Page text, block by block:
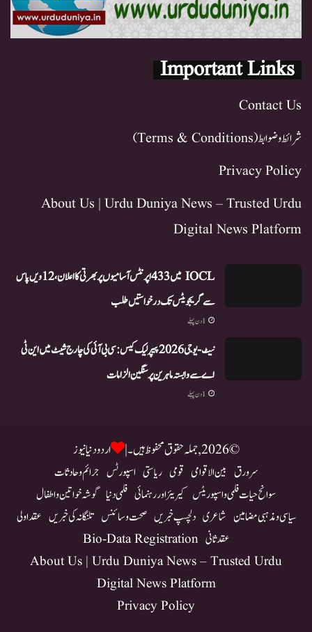
Important Links
Contact Us
شرائط و ضوابط (Terms & Conditions)
Privacy Policy
About Us | Urdu Duniya News – Trusted Urdu
Digital News Platform
IOCL میں 433 اپرنٹس آسامیوں پر بھرتی کا اعلان، 12ویں پاس
سے گریجویٹس تک درخواستیں طلب
1 دن پہلے
نیٹ-یو جی 2026 پیپر لیک کیس: سی بی آئی کی چارج شیٹ میں این ٹی
اے سے وابستہ ماہرین پر سنگین الزامات
1 دن پہلے
© 2026, جملہ حقوق محفوظ ہیں۔ | اردو دنیا نیوز
سرورق بین الاقوامی قومی ریاستی اسپورٹس جرائم و حادثات
سوانح حیات فلمی و اسپوریٹس کیریئر اور رہنمائی فلمی دنیا گوشہ خواتین و اطفال
سیاسی و مذہبی مضامین شاعری دلچسپ خبریں صحت و سائنس تلنگانہ کی خبریں عقد اولی
عقد ثانی Bio-Data Registration
About Us | Urdu Duniya News – Trusted Urdu
Digital News Platform
Privacy Policy